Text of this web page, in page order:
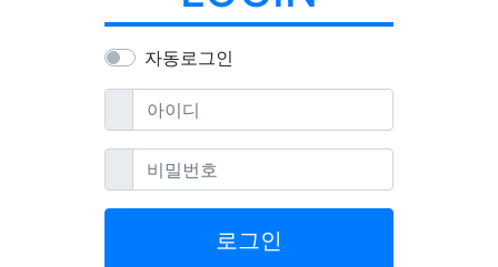
자동로그인
아이디필수
비밀번호필수
로그인